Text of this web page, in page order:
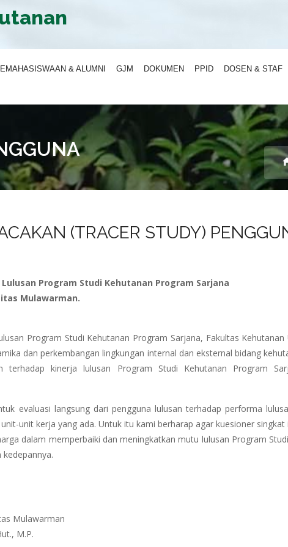
& ALUMNI GJM DOKUMEN PPID DOSEN & STAF
(TRACER STUDY)
Program Studi Kehutanan Program Sarjana
Mulawarman.
Program Studi Kehutanan Program Sarjana, Fakultas
dan perkembangan lingkungan internal dan eksternal bidang
terhadap kinerja lulusan Program Studi Kehutanan Program
evaluasi langsung dari pengguna lulusan terhadap performa
unit kerja yang ada. Untuk itu kami berharap agar kuesioner
dalam memperbaiki dan meningkatkan mutu lulusan Program
Mulawarman
M.P.